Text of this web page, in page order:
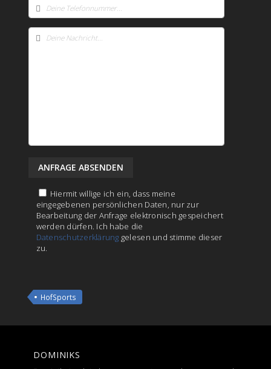
Hiermit willige ich ein, dass meine
eingegebenen persönlichen Daten, nur zur
Bearbeitung der Anfrage elektronisch gespeichert
werden dürfen. Ich habe die
Datenschutzerklärung gelesen und stimme dieser
zu.
HofSports
DOMINIKS